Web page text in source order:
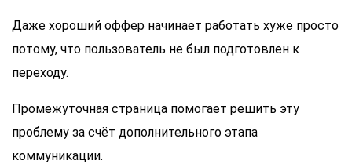
Даже хороший оффер начинает работать хуже просто
потому, что пользователь не был подготовлен к
переходу.
Промежуточная страница помогает решить эту
проблему за счёт дополнительного этапа
коммуникации.